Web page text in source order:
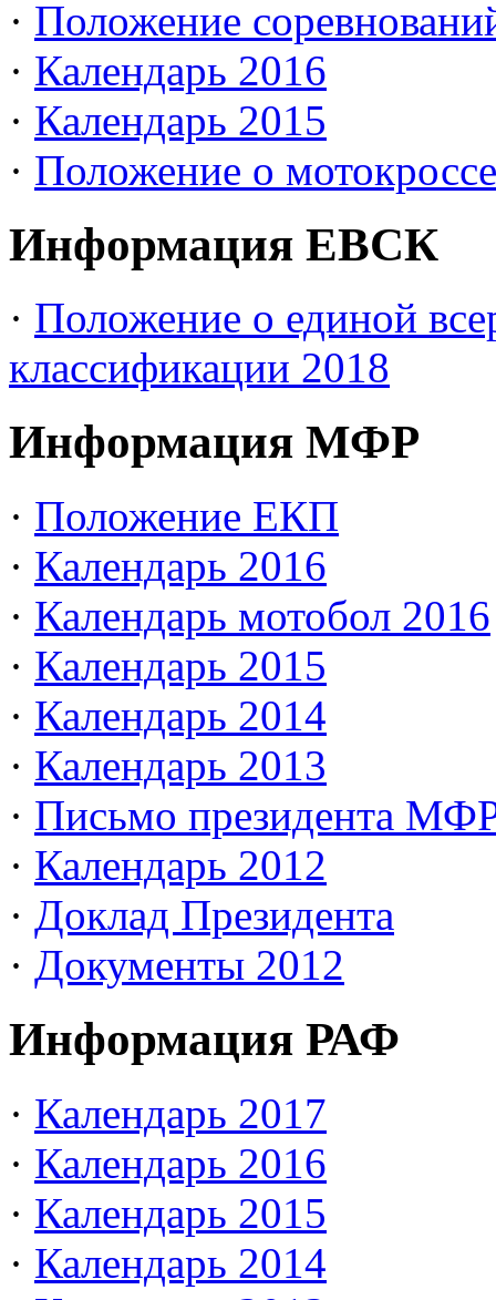
· Положение
· Календарь 2016
· Календарь 2015
· Положение о
Информация ЕВСК
· Положение о единой
классификации 2018
Информация МФР
· Положение ЕКП
· Календарь 2016
· Календарь мотобол 2016
· Календарь 2015
· Календарь 2014
· Календарь 2013
· Письмо президента
· Календарь 2012
· Доклад Президента
· Документы 2012
Информация РАФ
· Календарь 2017
· Календарь 2016
· Календарь 2015
· Календарь 2014